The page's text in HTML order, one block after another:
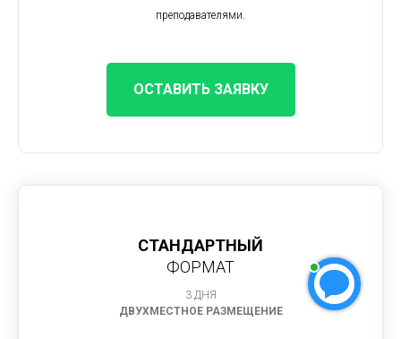
преподавателями.
ОСТАВИТЬ ЗАЯВКУ
СТАНДАРТНЫЙ
ФОРМАТ
3 ДНЯ
ДВУХМЕСТНОЕ РАЗМЕЩЕНИЕ